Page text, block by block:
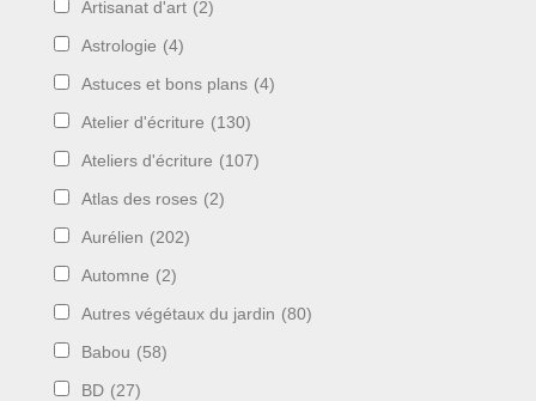
Artisanat d'art (2)
Astrologie (4)
Astuces et bons plans (4)
Atelier d'écriture (130)
Ateliers d'écriture (107)
Atlas des roses (2)
Aurélien (202)
Automne (2)
Autres végétaux du jardin (80)
Babou (58)
BD (27)